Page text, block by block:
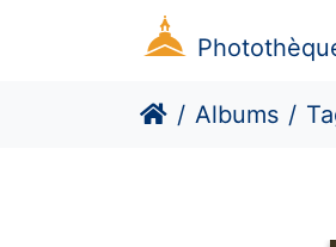
Albums